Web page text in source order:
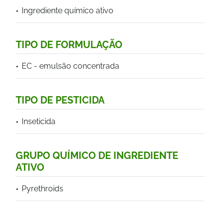
Ingrediente químico ativo
TIPO DE FORMULAÇÃO
EC - emulsão concentrada
TIPO DE PESTICIDA
Inseticida
GRUPO QUÍMICO DE INGREDIENTE
ATIVO
Pyrethroids